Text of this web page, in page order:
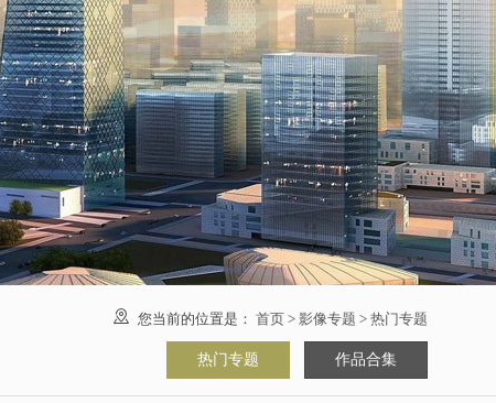
 您当前的位置是： 首页 > 影像专题 > 热门专题
热门专题 作品合集